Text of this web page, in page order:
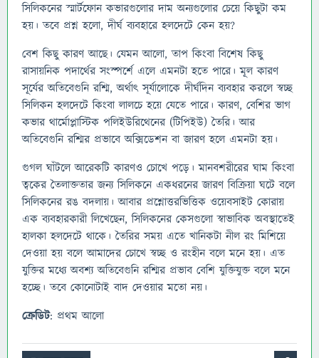
সিলিকনের স্মার্টফোন কভারগুলোর দাম অন্যগুলোর চেয়ে কিছুটা কম
হয়। তবে প্রশ্ন হলো, দীর্ঘ ব্যবহারে হলদেটে কেন হয়?
বেশ কিছু কারণ আছে। যেমন আলো, তাপ কিংবা বিশেষ কিছু
রাসায়নিক পদার্থের সংস্পর্শে এলে এমনটা হতে পারে। মূল কারণ
সূর্যের অতিবেগুনি রশ্মি, অর্থাৎ সূর্যালোকে দীর্ঘদিন ব্যবহার করলে স্বচ্ছ
সিলিকন হলদেটে কিংবা লালচে হয়ে যেতে পারে। কারণ, বেশির ভাগ
কভার থার্মোপ্লাস্টিক পলিইউরিথেনের (টিপিইউ) তৈরি। আর
অতিবেগুনি রশ্মির প্রভাবে অক্সিডেশন বা জারণ হলে এমনটা হয়।
গুগল ঘাঁটলে আরেকটি কারণও চোখে পড়ে। মানবশরীরের ঘাম কিংবা
ত্বকের তৈলাক্ততার জন্য সিলিকনে একধরনের জারণ বিক্রিয়া ঘটে বলে
সিলিকনের রঙ বদলায়। আবার প্রশ্নোত্তরভিত্তিক ওয়েবসাইট কোরায়
এক ব্যবহারকারী লিখেছেন, সিলিকনের কেসগুলো স্বাভাবিক অবস্থাতেই
হালকা হলদেটে থাকে। তৈরির সময় এতে খানিকটা নীল রং মিশিয়ে
দেওয়া হয় বলে আমাদের চোখে স্বচ্ছ ও রংহীন বলে মনে হয়। এত
যুক্তির মধ্যে অবশ্য অতিবেগুনি রশ্মির প্রভাব বেশি যুক্তিযুক্ত বলে মনে
হচ্ছে। তবে কোনোটাই বাদ দেওয়ার মতো নয়।
ক্রেডিট: প্রথম আলো